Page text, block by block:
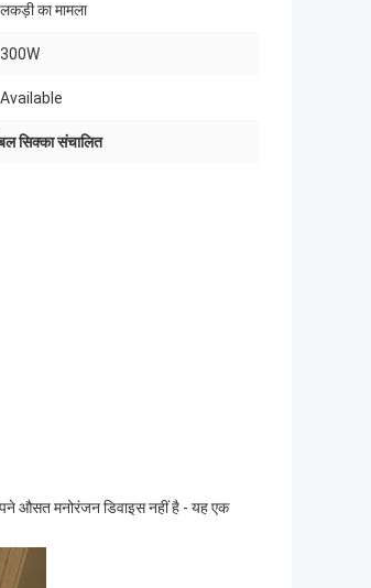
लकड़ी का मामला
300W
Available
सिक्का संचालित
औसत मनोरंजन डिवाइस नहीं है - यह एक